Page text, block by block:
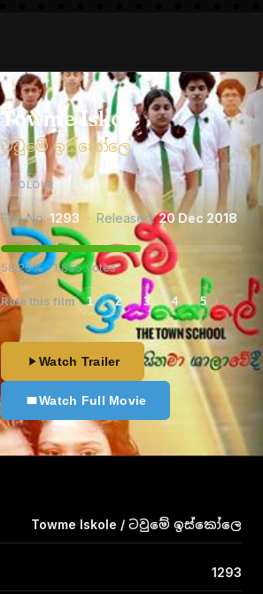
Towme Iskole
ටවුමේ ඉස්කෝලෙ
COLOUR
Film No:1293 · Released:20 Dec 2018
58.25% · 1,855 votes
Rate this film 1 2 3 4 5
Watch Trailer
Watch Full Movie
Towme Iskole / ටවුමේ ඉස්කෝලෙ
1293